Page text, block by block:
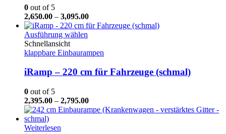
Optionen
können
auf
der
gewählt
werden
0 out of 5
2,650.00 – 3,095.00Preisspanne:
€2,650.00
Ausführung wählen
weist
Varianten
Optionen
können
auf
Schnellansicht
klappbare Einbaurampen
iRamp – 220 cm für Fahrzeuge (schmal)
0 out of 5
2,395.00 – 2,795.00Preisspanne:
€2,395.00
Weiterlesen